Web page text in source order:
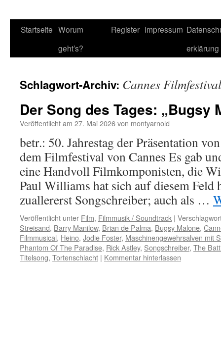
Startseite Worum
geht’s?
Register Impressum
erklärung
Schlagwort-Archiv: Cannes Filmfestival
Der Song des Tages: „Bugsy
Veröffentlicht am 27. Mai 2026von montyarnold
betr.: 50. Jahrestag der Präsentation
dem Filmfestival von Cannes Es gab
eine Handvoll Filmkomponisten, die
Paul Williams hat sich auf diesem Feld
zuallererst Songschreiber; auch als …
Veröffentlicht unter Film, Filmmusik / Soundtrack |
Streisand, Barry Manilow, Brian de Palma, Bugsy Malone,
Filmmusical, Heino, Jodie Foster, Maschinengewehrsalven mit
Phantom Of The Paradise, Rick Astley, Songschreiber, The
Titelsong, Tortenschlacht | Kommentar hinterlassen